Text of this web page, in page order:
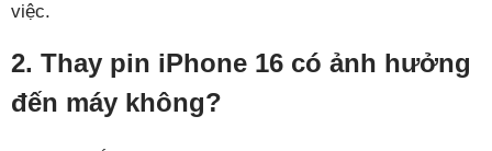
việc.
2. Thay pin iPhone 16 có ảnh hưởng
đến máy không?